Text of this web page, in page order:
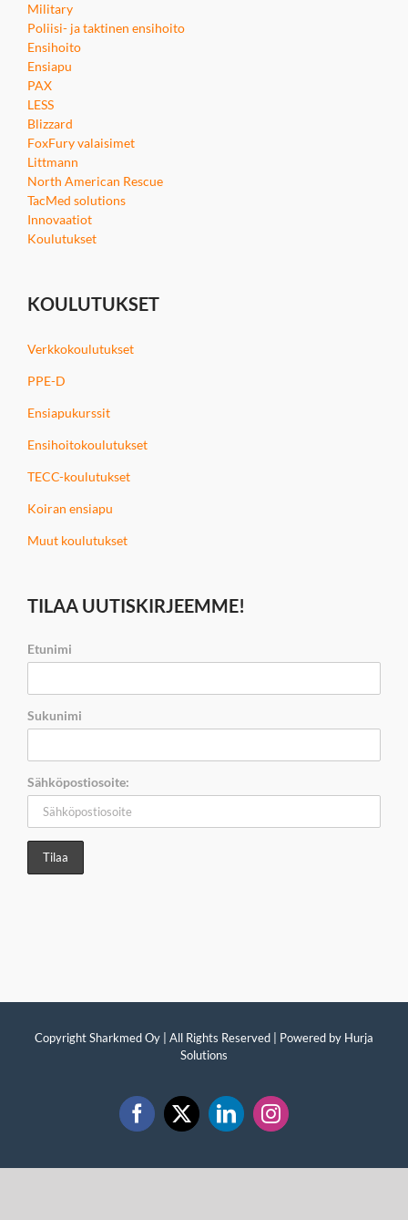
Military
Poliisi- ja taktinen ensihoito
Ensihoito
Ensiapu
PAX
LESS
Blizzard
FoxFury valaisimet
Littmann
North American Rescue
TacMed solutions
Innovaatiot
Koulutukset
KOULUTUKSET
Verkkokoulutukset
PPE-D
Ensiapukurssit
Ensihoitokoulutukset
TECC-koulutukset
Koiran ensiapu
Muut koulutukset
TILAA UUTISKIRJEEMME!
Etunimi
Sukunimi
Sähköpostiosoite:
Copyright Sharkmed Oy | All Rights Reserved | Powered by Hurja
Solutions
Facebook
X LinkedInInstagram